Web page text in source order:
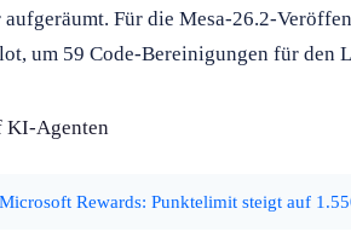
Für die Mesa-26.2-
um 59 Code-Bereinigungen für den
KI-Agenten
Microsoft Rewards: Punktelimit steigt auf